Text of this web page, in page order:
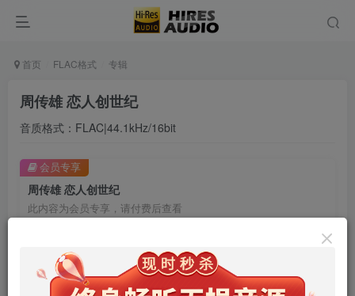
首页 FLAC格式 专辑
周传雄 恋人创世纪
音质格式：FLAC|44.1kHz/16bit
周传雄 恋人创世纪
此内容为会员专享，请付费后查看
9.9 99
年卡会员 免费 永久会员
会员专享